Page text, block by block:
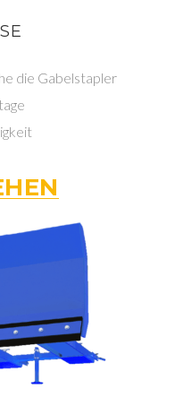
die Gabelstapler